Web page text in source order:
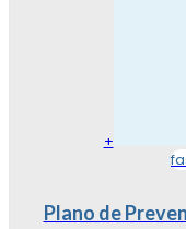
+
Plano de